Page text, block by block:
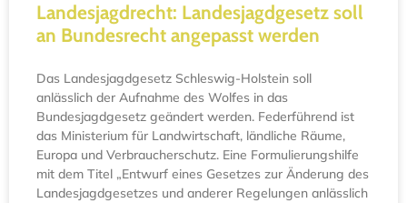
Landesjagdrecht: Landesjagdgesetz soll
an Bundesrecht angepasst werden
Das Landesjagdgesetz Schleswig-Holstein soll
anlässlich der Aufnahme des Wolfes in das
Bundesjagdgesetz geändert werden. Federführend ist
das Ministerium für Landwirtschaft, ländliche Räume,
Europa und Verbraucherschutz. Eine Formulierungshilfe
mit dem Titel „Entwurf eines Gesetzes zur Änderung des
Landesjagdgesetzes und anderer Regelungen anlässlich